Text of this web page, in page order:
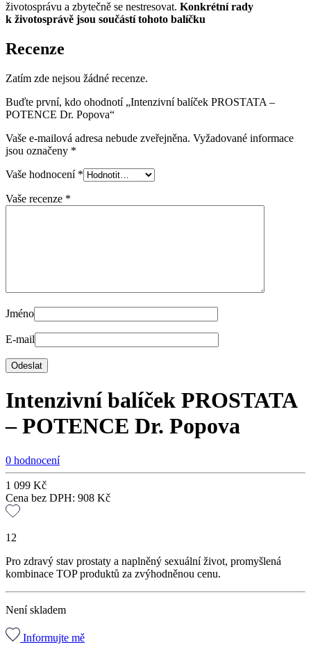
životosprávu a zbytečně se nestresovat. Konkrétní rady
k životosprávě jsou součástí tohoto balíčku
Recenze
Zatím zde nejsou žádné recenze.
Buďte první, kdo ohodnotí „Intenzivní balíček PROSTATA –
POTENCE Dr. Popova“
Vaše e-mailová adresa nebude zveřejněna. Vyžadované informace
jsou označeny *
Vaše hodnocení *
Vaše recenze *
Jméno
E-mail
Intenzivní balíček PROSTATA
– POTENCE Dr. Popova
0 hodnocení
1 099 Kč
Cena bez DPH: 908 Kč
12
Pro zdravý stav prostaty a naplněný sexuální život, promyšlená
kombinace TOP produktů za zvýhodněnou cenu.
Není skladem
Informujte mě